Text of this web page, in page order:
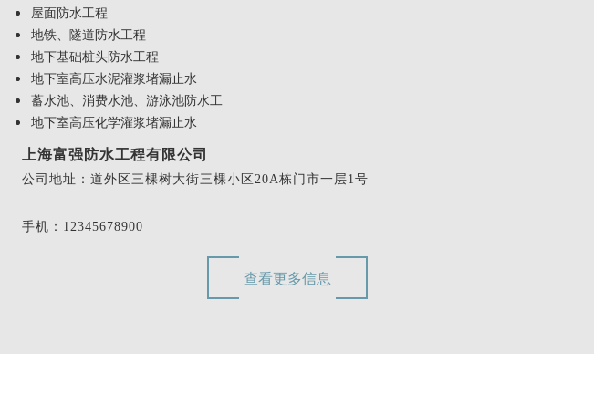
屋面防水工程
地铁、隧道防水工程
地下基础桩头防水工程
地下室高压水泥灌浆堵漏止水
蓄水池、消费水池、游泳池防水工
地下室高压化学灌浆堵漏止水
上海富强防水工程有限公司
公司地址：道外区三棵树大街三棵小区20A栋门市一层1号
手机：12345678900
查看更多信息